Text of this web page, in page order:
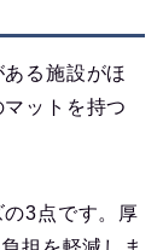
る施設がほ
ットを持つ
3点です。厚